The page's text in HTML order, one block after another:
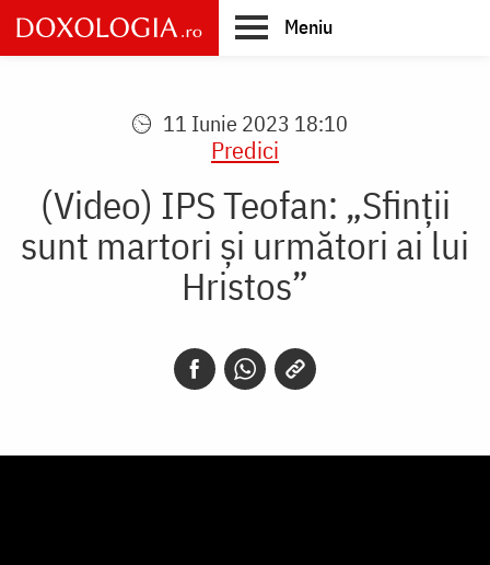
Skip
to
main
Meniu
11 Iunie 2023 18:10
Predici
(Video) IPS Teofan: „Sfinții
sunt martori și următori ai lui
Hristos”